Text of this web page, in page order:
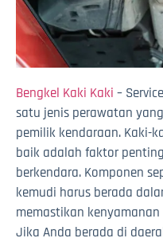
Bengkel Kaki Kaki –
satu jenis perawatan
pemilik kendaraan. Kaki-
baik adalah faktor
berkendara. Komponen
kemudi harus berada
memastikan
Jika Anda berada di